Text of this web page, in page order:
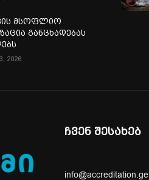
მსოფლიო
განცხადებას
2026
ჩვენ შესახებ
info@accreditation.ge